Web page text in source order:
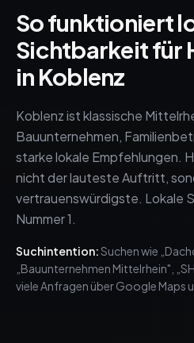
So funktioniert
Sichtbarkeit für
inKoblenz
Koblenz ist klassische
Bauunternehmen,
starke lokale Empfehlungen.
nicht der lauteste Auftritt,
vertrauenswürdigste. Lokale
Nummer 1.
Suchintention:Suchen wie
„Bauunternehmen Mittelrhein",
viele Anfragen über Google Maps